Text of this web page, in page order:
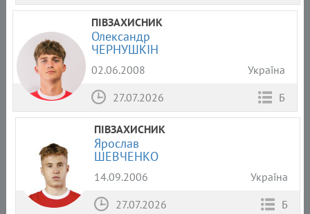
ПІВЗАХИСНИК
Олександр
ЧЕРНУШКІН
02.06.2008
Україна
27.07.2026
Б
ПІВЗАХИСНИК
Ярослав
ШЕВЧЕНКО
14.09.2006
Україна
27.07.2026
Б